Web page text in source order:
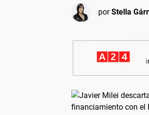
porStella